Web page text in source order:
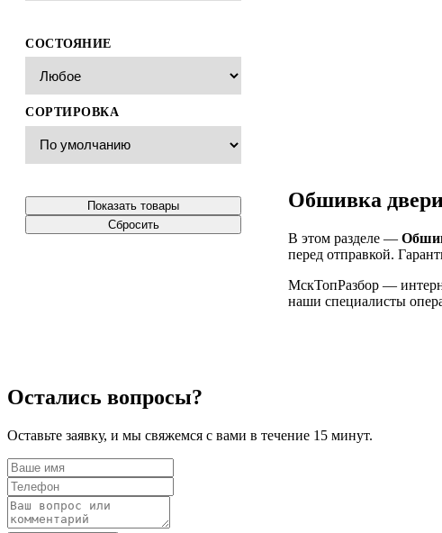
СОСТОЯНИЕ
СОРТИРОВКА
Показать товары
Сбросить
Обшивка
В этом разделе —
перед отправкой.
МскТопРазбор —
наши специалисты
Остались вопросы?
Оставьте заявку, и мы свяжемся с вами в течение 15 минут.